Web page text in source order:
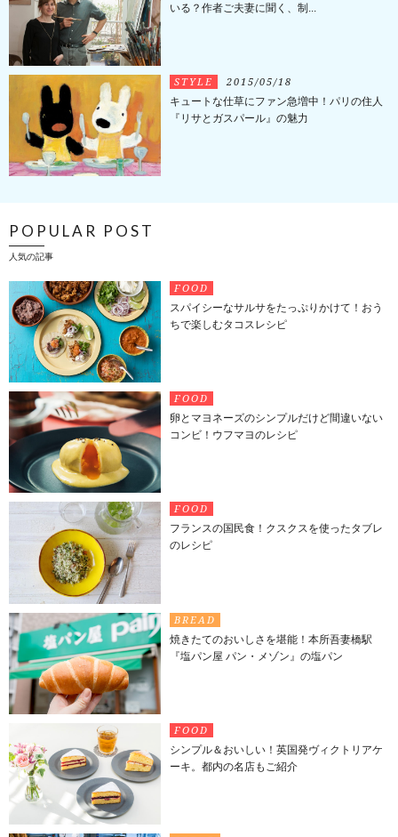
いる？作者ご夫妻に聞く、制...
STYLE 2015/05/18
キュートな仕草にファン急増中！パリの住人
『リサとガスパール』の魅力
POPULAR POST
人気の記事
FOOD
スパイシーなサルサをたっぷりかけて！おう
ちで楽しむタコスレシピ
FOOD
卵とマヨネーズのシンプルだけど間違いない
コンビ！ウフマヨのレシピ
FOOD
フランスの国民食！クスクスを使ったタブレ
のレシピ
BREAD
焼きたてのおいしさを堪能！本所吾妻橋駅
『塩パン屋 パン・メゾン』の塩パン
FOOD
シンプル＆おいしい！英国発ヴィクトリアケ
ーキ。都内の名店もご紹介